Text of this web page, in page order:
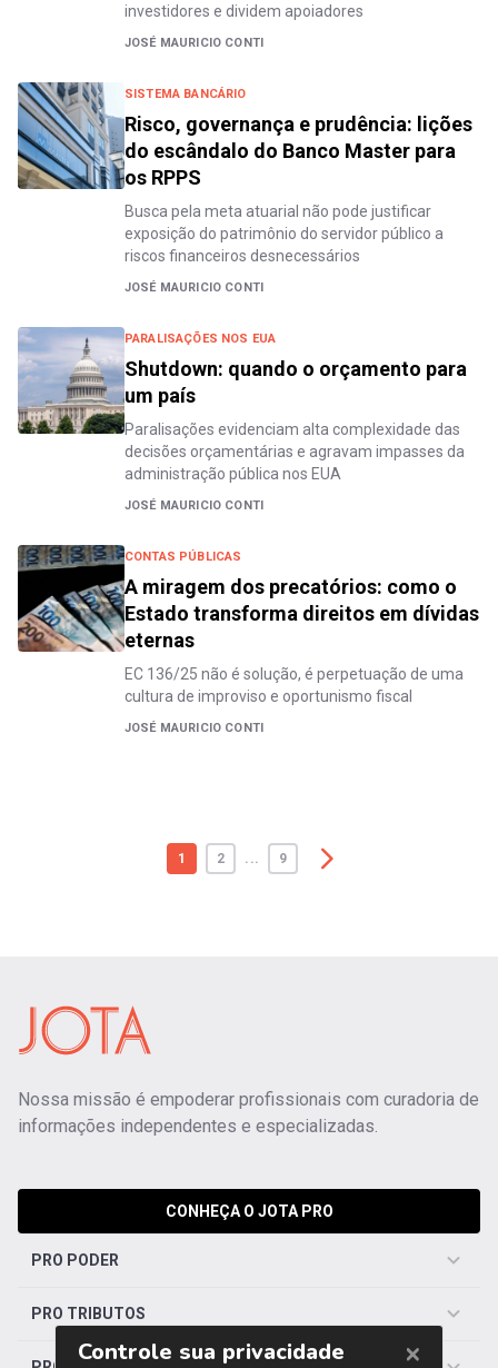
investidores e dividem apoiadores
JOSÉ MAURICIO CONTI
SISTEMA BANCÁRIO
Risco, governança e prudência: lições
do escândalo do Banco Master para
os RPPS
Busca pela meta atuarial não pode justificar
exposição do patrimônio do servidor público a
riscos financeiros desnecessários
JOSÉ MAURICIO CONTI
PARALISAÇÕES NOS EUA
Shutdown: quando o orçamento para
um país
Paralisações evidenciam alta complexidade das
decisões orçamentárias e agravam impasses da
administração pública nos EUA
JOSÉ MAURICIO CONTI
CONTAS PÚBLICAS
A miragem dos precatórios: como o
Estado transforma direitos em dívidas
eternas
EC 136/25 não é solução, é perpetuação de uma
cultura de improviso e oportunismo fiscal
JOSÉ MAURICIO CONTI
1 2 ... 9
Nossa missão é empoderar profissionais com curadoria de
informações independentes e especializadas.
CONHEÇA O JOTA PRO
PRO PODER
PRO TRIBUTOS